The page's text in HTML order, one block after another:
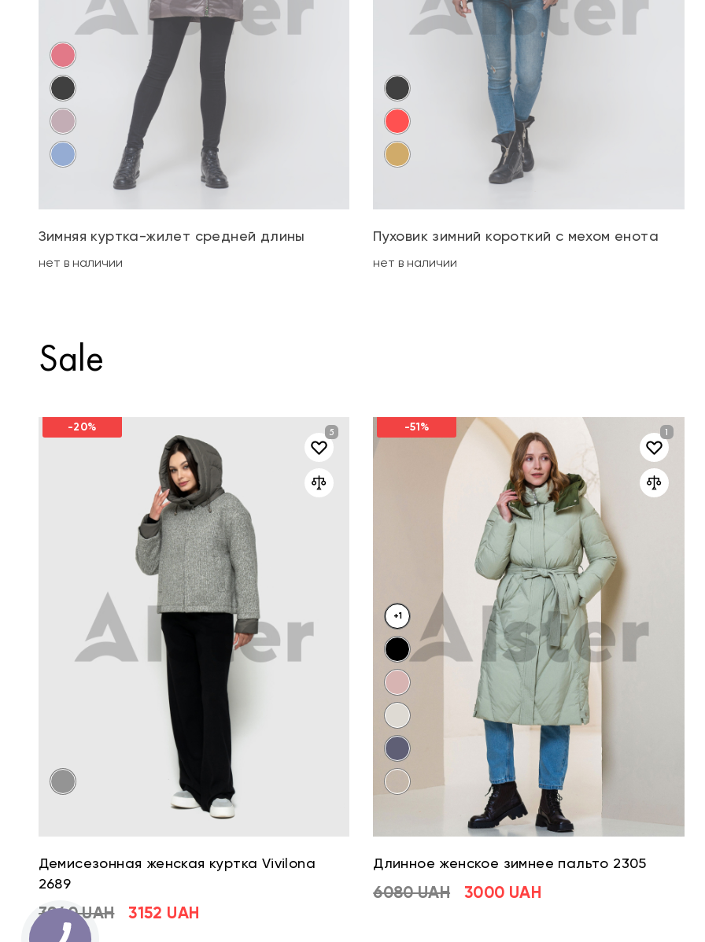
Зимняя куртка-жилет средней длины
нет в наличии
Пуховик зимний короткий с мехом енота
нет в наличии
Sale
-20%
Демисезонная женская куртка Vivilona
2689
3940 UAH 3152 UAH
-51%
+1
Длинное женское зимнее пальто 2305
6080 UAH 3000 UAH